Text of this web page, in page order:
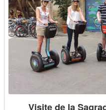
Visite de la